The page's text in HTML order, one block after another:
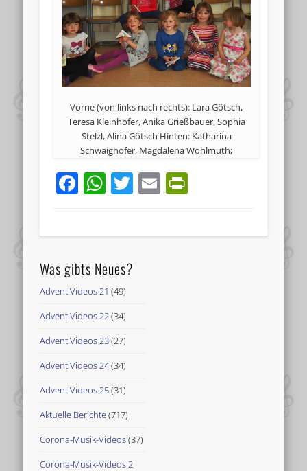
Vorne (von links nach rechts): Lara Götsch,
Teresa Kleinhofer, Anika Grießbauer, Sophia
Stelzl, Alina Götsch Hinten: Katharina
Schwaighofer, Magdalena Wohlmuth;
Facebook
WhatsApp
Twitter
Email
Was gibts Neues?
Advent Videos 21 (49)
Advent Videos 22(34)
Advent Videos 23(27)
Advent Videos 24(34)
Advent Videos 25(31)
Aktuelle Berichte(717)
Corona-Musik-Videos(37)
Corona-Musik-Videos 2